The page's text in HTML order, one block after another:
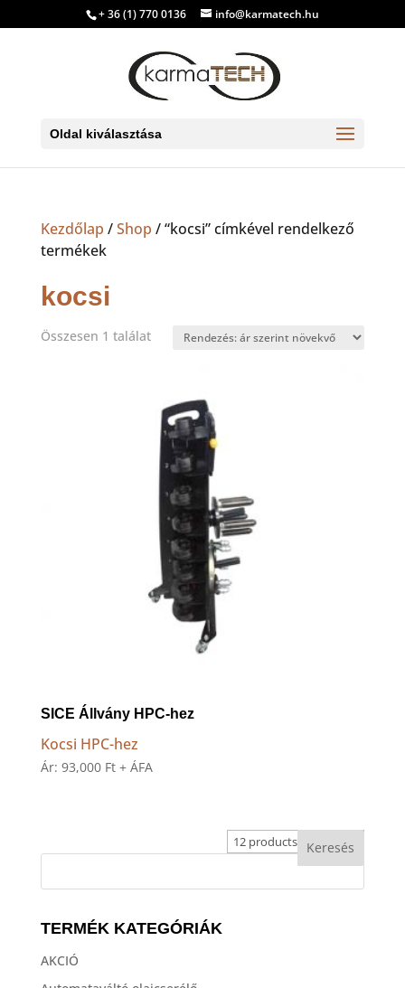
+ 36 (1) 770 0136 info@karmatech.hu
Oldal kiválasztása
Kezdőlap /Shop / “kocsi” címkével rendelkező
termékek
kocsi
Összesen 1 találat
SICE Állvány HPC-hez
Kocsi HPC-hez
Ár: 93,000 Ft + ÁFA
TERMÉK KATEGÓRIÁK
AKCIÓ